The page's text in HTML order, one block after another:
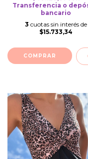
Transferencia o
bancario
3 cuotas sin interés de
$15.733,34
COMPRAR